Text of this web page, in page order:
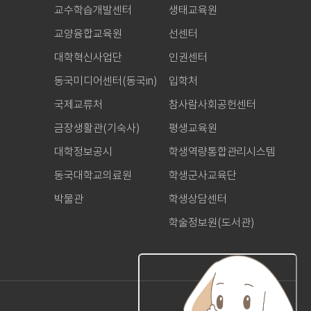
교수학습개발센터
교양융합교육원
대학혁신사업단
동국미디어센터(동국in)
국제교류처
금장생활관(기숙사)
대학정보공시
동국대학교의료원
박물관
생태교육원
선센터
인권센터
입학처
참사람사회공헌센터
평생교육원
학생역량통합관리시스템
학생군사교육단
학생상담센터
학술정보원(도서관)